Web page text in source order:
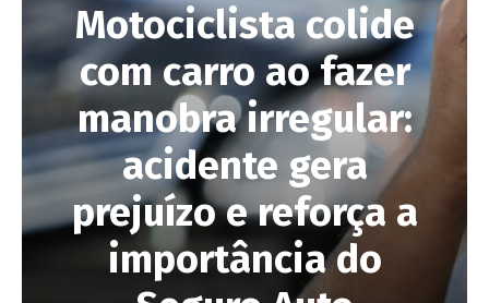
Motociclista colide
com carro ao fazer
manobra irregular:
acidente gera
prejuízo e reforça a
importância do